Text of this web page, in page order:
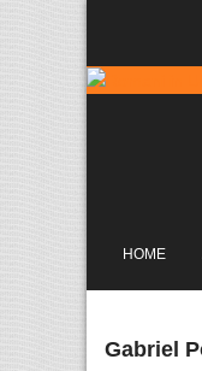
HOME
Gabriel